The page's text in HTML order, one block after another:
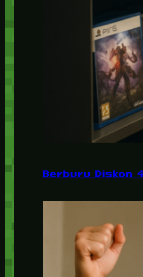
Berburu Diskon